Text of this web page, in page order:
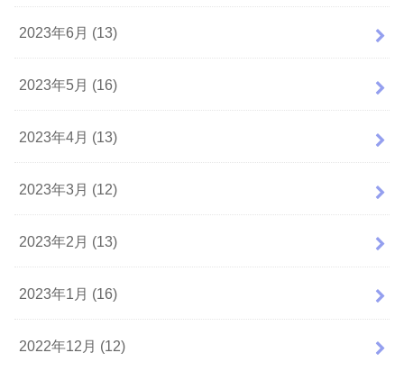
2023年6月 (13)
2023年5月 (16)
2023年4月 (13)
2023年3月 (12)
2023年2月 (13)
2023年1月 (16)
2022年12月 (12)